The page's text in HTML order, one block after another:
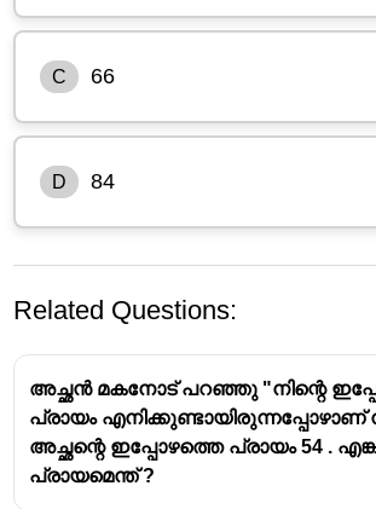
C 66
D 84
Code =(number of letters × 8)
Related Questions:
അച്ഛൻ മകനോട് പറഞ്ഞു "നിന്റെ
പ്രായം എനിക്കുണ്ടായിരുന്നപ്പോഴാണ്
അച്ഛന്റെ ഇപ്പോഴത്തെ പ്രായം 54 .
പ്രായമെന്ത് ?